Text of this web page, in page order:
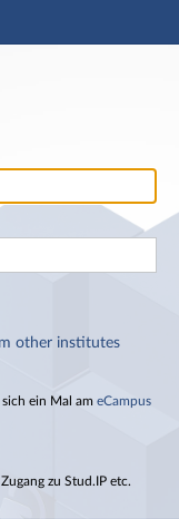
other institutes
ein Mal am eCampus
zu Stud.IP etc.